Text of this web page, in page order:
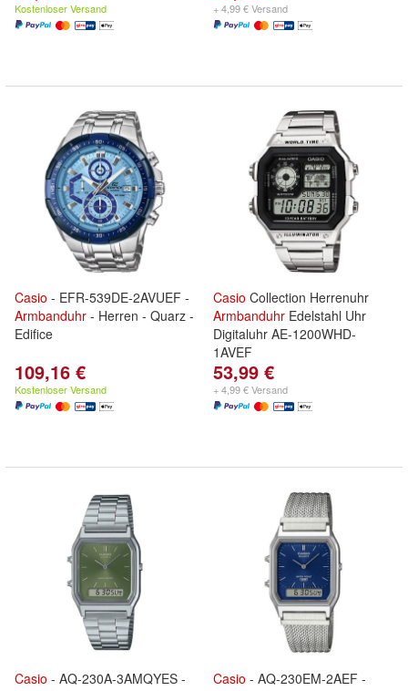
Kostenloser Versand + 4,99 € Versand
Casio - EFR-539DE-2AVUEF -
Armbanduhr - Herren - Quarz -
Edifice
109,16 €
Kostenloser Versand
Casio Collection Herrenuhr
Armbanduhr Edelstahl Uhr
Digitaluhr AE-1200WHD-
1AVEF
53,99 €
+ 4,99 € Versand
Casio - AQ-230A-3AMQYES -
Casio - AQ-230EM-2AEF -